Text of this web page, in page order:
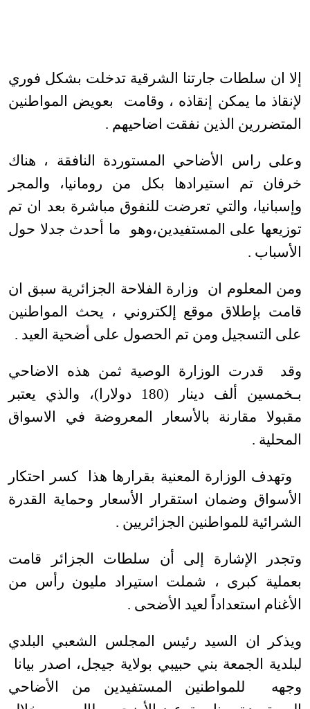
إلا ان سلطات جارتنا الشرقية تدخلت بشكل فوري
لإنقاذ ما يمكن إنقاذه ، وقامت بعويض المواطنين
المتضررين الذين نفقت اضاحيهم .
وعلى راس الأضاحي المستوردة النافقة ، هناك
خرفان تم استيرادها بكل من رومانيا، والمجر
وإسبانيا، والتي تعرضت للنفوق مباشرة بعد ان تم
توزيعها على المستفيدين،وهو ما أحدث جدلا حول
الأسباب .
ومن المعلوم ان وزارة الفلاحة الجزائرية سبق ان
قامت بإطلاق موقع إلكتروني ، يحث المواطنين
على التسجيل ومن تم الحصول على أضحية العيد .
وقد قدرت الوزارة الوصية ثمن هذه الاضاحي
بـخمسين ألف دينار (180 دولارا)، والذي يعتبر
مقبولا مقارنة بالأسعار المعروضة في الاسواق
المحلية .
وتهدف الوزارة المعنية بقرارها هذا كسر احتكار
الأسواق وضمان استقرار الأسعار وحماية القدرة
الشرائية للمواطنين الجزائريين .
وتجدر الإشارة إلى أن سلطات الجزائر قامت
بعملية كبرى ، شملت استيراد مليون رأس من
الأغنام استعداداً لعيد الأضحى .
ويذكر ان السيد رئيس المجلس الشعبي البلدي
لبلدية الجمعة بني حبيبي بولاية جيجل، اصدر بيانا
وجهه للمواطنين المستفيدين من الأضاحي